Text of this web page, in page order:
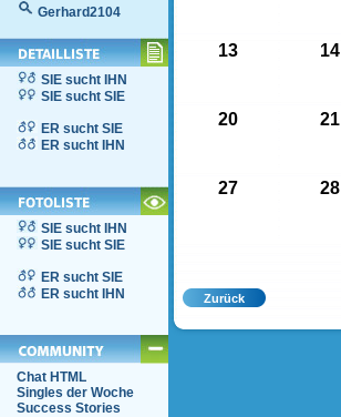
Gerhard2104
SIE sucht IHN
SIE sucht SIE
ER sucht SIE
ER sucht IHN
SIE sucht IHN
SIE sucht SIE
ER sucht SIE
ER sucht IHN
Chat HTML
Singles der Woche
Success Stories
13 14
20 21
27 28